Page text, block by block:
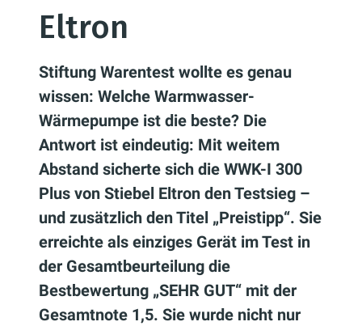
Eltron
Stiftung Warentest wollte es genau
wissen: Welche Warmwasser-
Wärmepumpe ist die beste? Die
Antwort ist eindeutig: Mit weitem
Abstand sicherte sich die WWK-I 300
Plus von Stiebel Eltron den Testsieg –
und zusätzlich den Titel „Preistipp“. Sie
erreichte als einziges Gerät im Test in
der Gesamtbeurteilung die
Bestbewertung „SEHR GUT“ mit der
Gesamtnote 1,5. Sie wurde nicht nur